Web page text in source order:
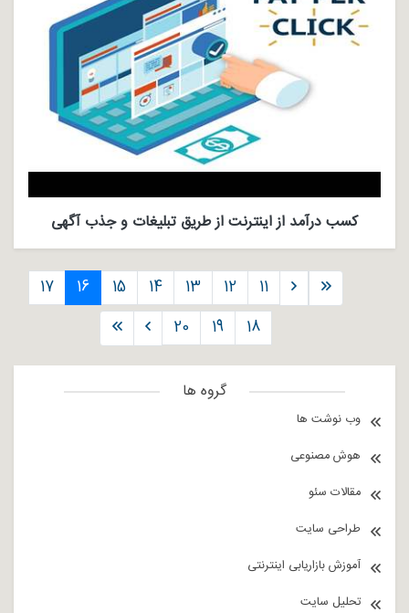
کسب درآمد از اینترنت از طریق تبلیغات و جذب آگهی
11
12
13
14
15
16
17
18
19
20
گروه ها
وب نوشت ها
هوش مصنوعی
مقالات سئو
طراحی سایت
آموزش بازاریابی اینترنتی
تحلیل سایت